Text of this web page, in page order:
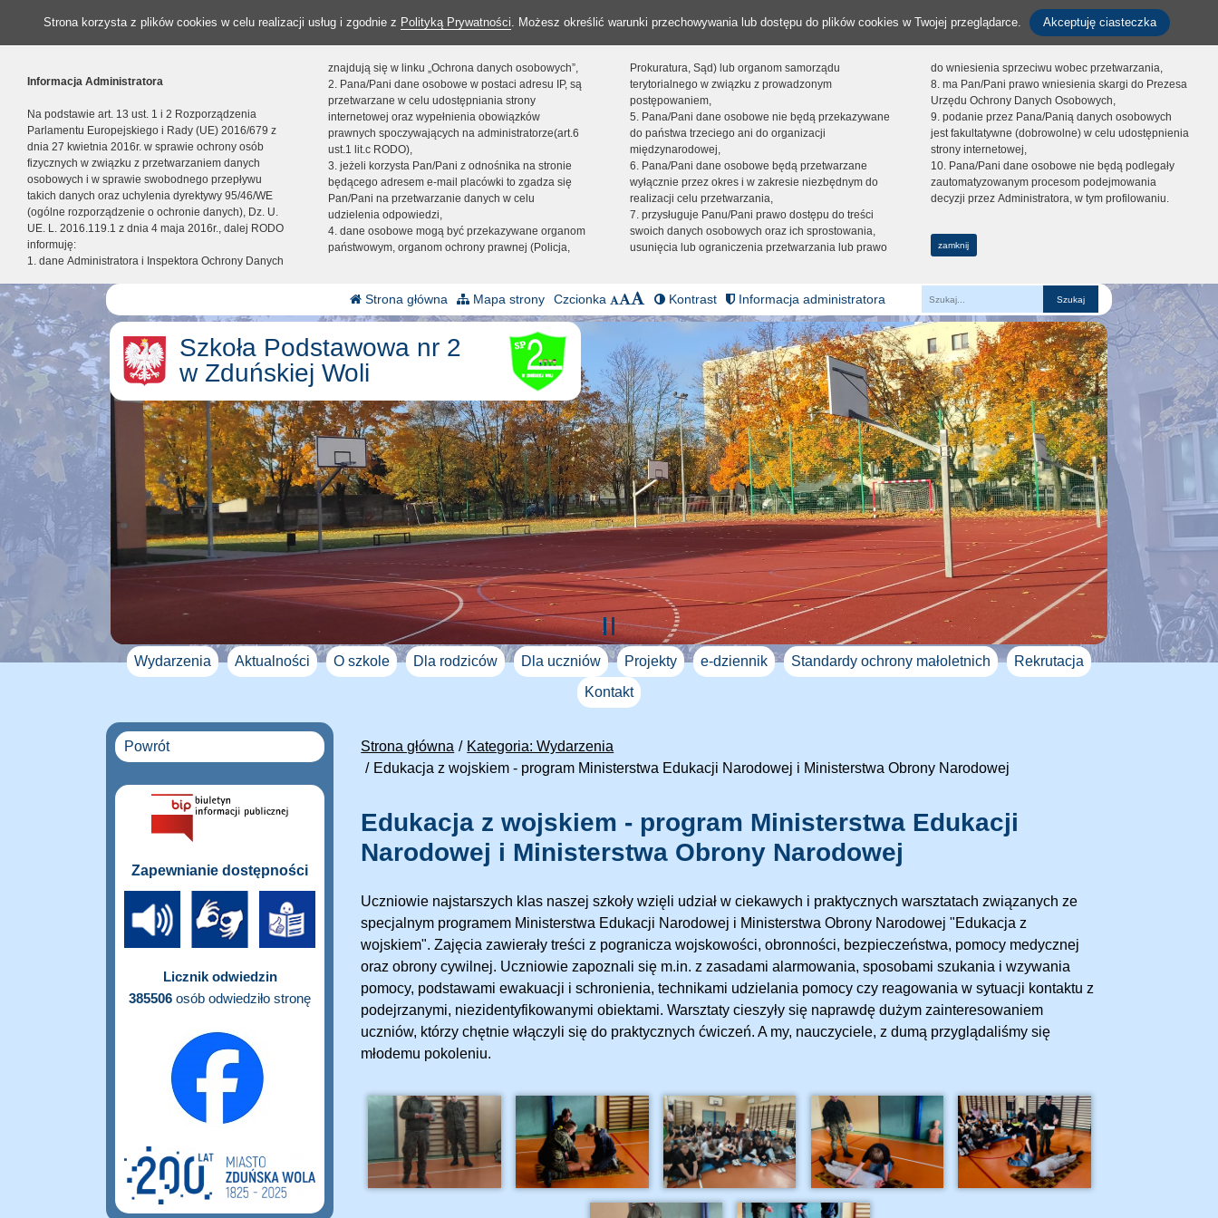
Strona korzysta z plików cookies w celu realizacji usług i zgodnie z Polityką Prywatności. Możesz określić warunki przechowywania lub dostępu do plików cookies w Twojej przeglądarce. Akceptuję ciasteczka
Informacja Administratora
Na podstawie art. 13 ust. 1 i 2 Rozporządzenia
Parlamentu Europejskiego i Rady (UE) 2016/679 z
dnia 27 kwietnia 2016r. w sprawie ochrony osób
fizycznych w związku z przetwarzaniem danych
osobowych i w sprawie swobodnego przepływu
takich danych oraz uchylenia dyrektywy 95/46/WE
(ogólne rozporządzenie o ochronie danych), Dz. U.
UE. L. 2016.119.1 z dnia 4 maja 2016r., dalej RODO
informuję:
1. dane Administratora i Inspektora Ochrony Danych
znajdują się w linku „Ochrona danych osobowych”,
2. Pana/Pani dane osobowe w postaci adresu IP, są
przetwarzane w celu udostępniania strony
internetowej oraz wypełnienia obowiązków
prawnych spoczywających na administratorze(art.6
ust.1 lit.c RODO),
3. jeżeli korzysta Pan/Pani z odnośnika na stronie
będącego adresem e-mail placówki to zgadza się
Pan/Pani na przetwarzanie danych w celu
udzielenia odpowiedzi,
4. dane osobowe mogą być przekazywane organom
państwowym, organom ochrony prawnej (Policja,
Prokuratura, Sąd) lub organom samorządu
terytorialnego w związku z prowadzonym
postępowaniem,
5. Pana/Pani dane osobowe nie będą przekazywane
do państwa trzeciego ani do organizacji
międzynarodowej,
6. Pana/Pani dane osobowe będą przetwarzane
wyłącznie przez okres i w zakresie niezbędnym do
realizacji celu przetwarzania,
7. przysługuje Panu/Pani prawo dostępu do treści
swoich danych osobowych oraz ich sprostowania,
usunięcia lub ograniczenia przetwarzania lub prawo
do wniesienia sprzeciwu wobec przetwarzania,
8. ma Pan/Pani prawo wniesienia skargi do Prezesa
Urzędu Ochrony Danych Osobowych,
9. podanie przez Pana/Panią danych osobowych
jest fakultatywne (dobrowolne) w celu udostępnienia
strony internetowej,
10. Pana/Pani dane osobowe nie będą podlegały
zautomatyzowanym procesom podejmowania
decyzji przez Administratora, w tym profilowaniu.
zamknij
Strona główna Mapa strony Czcionka Kontrast Informacja administratora
Fraza
Szkoła Podstawowa nr 2
w Zduńskiej Woli
Wydarzenia Aktualności O szkole Dla rodziców Dla uczniów Projekty e-dziennik Standardy ochrony małoletnich
Rekrutacja
Kontakt
Strona główna
Kategoria: Wydarzenia
Edukacja z wojskiem - program Ministerstwa Edukacji Narodowej i Ministerstwa Obrony Narodowej
Edukacja z wojskiem - program Ministerstwa Edukacji
Narodowej i Ministerstwa Obrony Narodowej
Uczniowie najstarszych klas naszej szkoły wzięli udział w ciekawych i praktycznych warsztatach związanych ze
specjalnym programem Ministerstwa Edukacji Narodowej i Ministerstwa Obrony Narodowej "Edukacja z
wojskiem". Zajęcia zawierały treści z pogranicza wojskowości, obronności, bezpieczeństwa, pomocy medycznej
oraz obrony cywilnej. Uczniowie zapoznali się m.in. z zasadami alarmowania, sposobami szukania i wzywania
pomocy, podstawami ewakuacji i schronienia, technikami udzielania pomocy czy reagowania w sytuacji kontaktu z
podejrzanymi, niezidentyfikowanymi obiektami. Warsztaty cieszyły się naprawdę dużym zainteresowaniem
uczniów, którzy chętnie włączyli się do praktycznych ćwiczeń. A my, nauczyciele, z dumą przyglądaliśmy się
młodemu pokoleniu.
Powrót
Zapewnianie dostępności
Licznik odwiedzin
385506 osób odwiedziło stronę